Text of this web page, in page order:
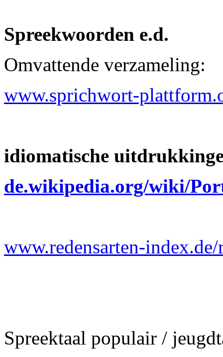
Spreekwoorden e.d.
Omvattende verzameling:
www.sprichwort-
idiomatische
de.wikipedia.org/wiki/
www.redensarten-
Spreektaal populair /